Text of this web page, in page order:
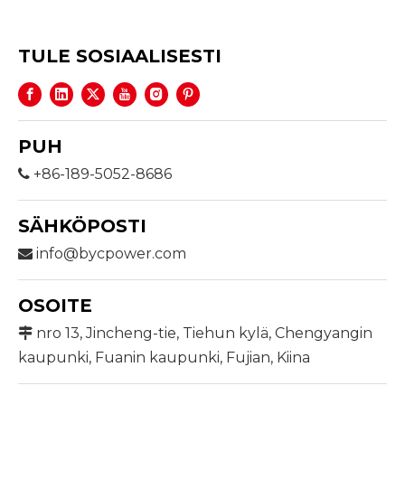
TULE SOSIAALISESTI
PUH
 +86-189-5052-8686
SÄHKÖPOSTI
 info@bycpower.com
OSOITE
 nro 13, Jincheng-tie, Tiehun kylä, Chengyangin
kaupunki, Fuanin kaupunki, Fujian, Kiina